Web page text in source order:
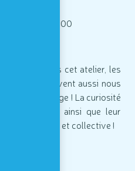
de 13h30 à 14h00
?! Dans cet atelier, les
aliments peuvent aussi nous
ce qu'on mange ! La curiosité
développée ainsi que leur
simple et collective !